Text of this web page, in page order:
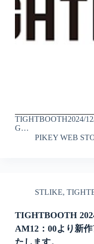
TIGHTBOOTH2024/
G…
PIKEY WEB
STLIKE,
TIGHTBOOTH
AM12：00より新